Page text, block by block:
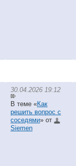
30.04.2026 19:12
В теме «Как
решить вопрос с
соседями» от
Siemen